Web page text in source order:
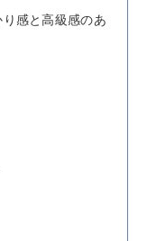
感と高級感のあ